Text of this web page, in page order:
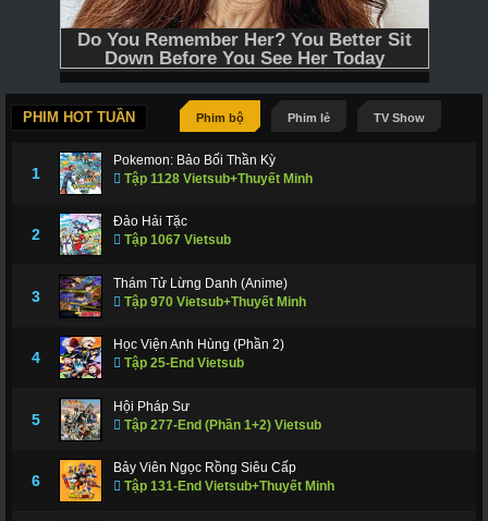
PHIM HOT TUẦN Phim bộ Phim lẻ TV Show
1
Pokemon: Bảo Bối Thần Kỳ
Tập 1128 Vietsub+Thuyết Minh
2
Đảo Hải Tặc
Tập 1067 Vietsub
3
Thám Tử Lừng Danh (Anime)
Tập 970 Vietsub+Thuyết Minh
4
Học Viện Anh Hùng (Phần 2)
Tập 25-End Vietsub
5
Hội Pháp Sư
Tập 277-End (Phần 1+2) Vietsub
6
Bảy Viên Ngọc Rồng Siêu Cấp
Tập 131-End Vietsub+Thuyết Minh